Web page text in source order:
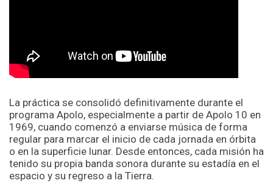
La práctica se consolidó definitivamente durante el
programa Apolo, especialmente a partir de Apolo 10 en
1969, cuando comenzó a enviarse música de forma
regular para marcar el inicio de cada jornada en órbita
o en la superficie lunar. Desde entonces, cada misión ha
tenido su propia banda sonora durante su estadía en el
espacio y su regreso a la Tierra.